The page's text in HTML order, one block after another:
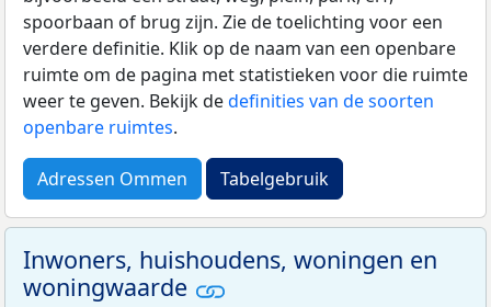
spoorbaan of brug zijn. Zie de toelichting voor een
verdere definitie. Klik op de naam van een openbare
ruimte om de pagina met statistieken voor die ruimte
weer te geven. Bekijk dedefinities van de soorten
openbare ruimtes.
Adressen Ommen Tabelgebruik
Inwoners, huishoudens, woningen en
woningwaarde